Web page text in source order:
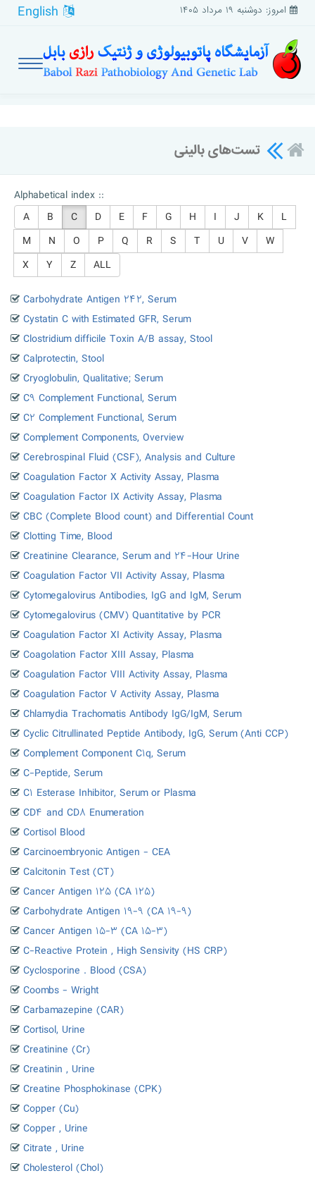
امروز: دوشنبه ۱۹ مرداد ۱۴۰۵
تست‌های بالینی
Alphabetical index ::
A
B C D E F G H I J K
L
M
N O P Q R S T U V
W
X
Y Z ALL
Carbohydrate Antigen ۲۴۲, Serum
Cystatin C with Estimated GFR, Serum
Clostridium difficile Toxin A/B assay, Stool
Calprotectin, Stool
Cryoglobulin, Qualitative; Serum
C۹ Complement Functional, Serum
C۲ Complement Functional, Serum
Complement Components, Overview
Cerebrospinal Fluid (CSF), Analysis and Culture
Coagulation Factor X Activity Assay, Plasma
Coagulation Factor IX Activity Assay, Plasma
CBC (Complete Blood count) and Differential Count
Clotting Time, Blood
Creatinine Clearance, Serum and ۲۴-Hour Urine
Coagulation Factor VII Activity Assay, Plasma
Cytomegalovirus Antibodies, IgG and IgM, Serum
Cytomegalovirus (CMV) Quantitative by PCR
Coagulation Factor XI Activity Assay, Plasma
Coagolation Factor XIII Assay, Plasma
Coagulation Factor VIII Activity Assay, Plasma
Coagulation Factor V Activity Assay, Plasma
Chlamydia Trachomatis Antibody IgG/IgM, Serum
Cyclic Citrullinated Peptide Antibody, IgG, Serum (Anti CCP)
Complement Component C۱q, Serum
C-Peptide, Serum
C۱ Esterase Inhibitor, Serum or Plasma
CD۴ and CD۸ Enumeration
Cortisol Blood
Carcinoembryonic Antigen - CEA
Calcitonin Test (CT)
Cancer Antigen ۱۲۵ (CA ۱۲۵)
Carbohydrate Antigen ۱۹-۹ (CA ۱۹-۹)
Cancer Antigen ۱۵-۳ (CA ۱۵-۳)
C-Reactive Protein , High Sensivity (HS CRP)
Cyclosporine . Blood (CSA)
Coombs - Wright
Carbamazepine (CAR)
Cortisol, Urine
Creatinine (Cr)
Creatinin , Urine
Creatine Phosphokinase (CPK)
Copper (Cu)
Copper , Urine
Citrate , Urine
Cholesterol (Chol)